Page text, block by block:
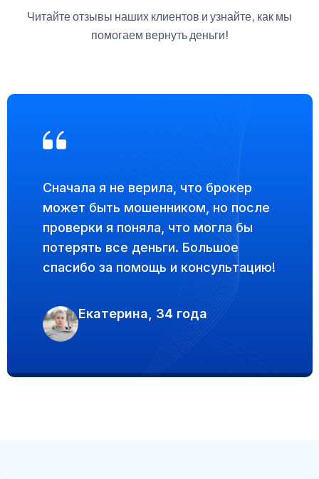
Читайте отзывы наших клиентов и узнайте, как мы
помогаем вернуть деньги!
Сначала я не верила, что брокер
может быть мошенником, но после
проверки я поняла, что могла бы
потерять все деньги. Большое
спасибо за помощь и консультацию!
Екатерина, 34 года